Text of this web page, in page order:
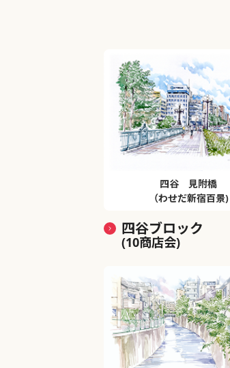
四谷 見附橋
（わせだ新宿百景)
四谷ブロック
(10商店会)